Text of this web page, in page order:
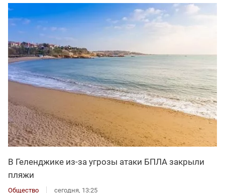
В Геленджике из-за угрозы атаки БПЛА закрыли
пляжи
Общество сегодня, 13:25